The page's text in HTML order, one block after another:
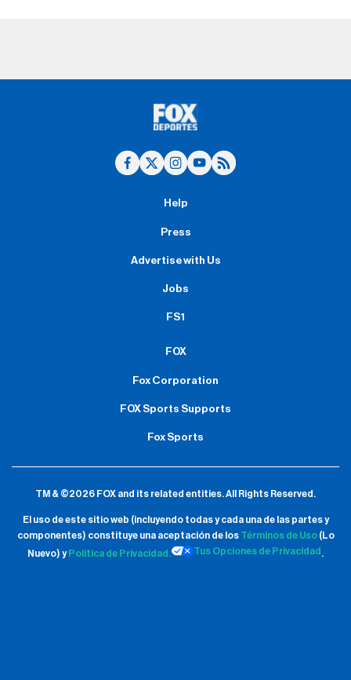
Help
Press
Advertise with Us
Jobs
FS1
FOX
Fox Corporation
FOX Sports Supports
Fox Sports
TM & ©2026 FOX and its related entities.All Rights Reserved.
El uso de este sitio web (incluyendo todas y cada una de las partes y
componentes) constituye una aceptación de los Términos de Uso(Lo
Nuevo) y Política de Privacidad. Tus Opciones de Privacidad .